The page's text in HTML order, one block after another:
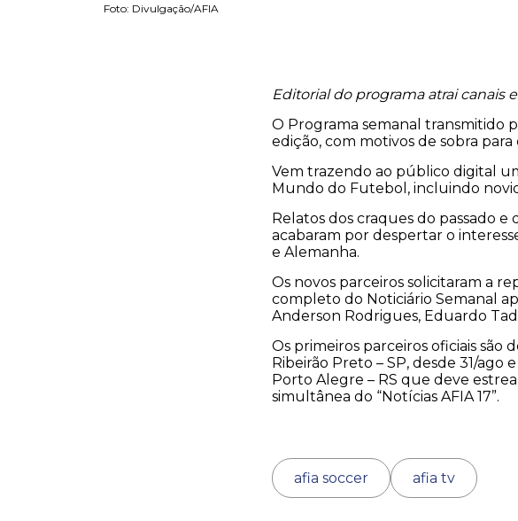
Foto: Divulgação/AFIA
Editorial do programa atrai canais
O Programa semanal transmitido
edição, com motivos de sobra para
Vem trazendo ao público digital
Mundo do Futebol, incluindo
Relatos dos craques do passado
acabaram por despertar o
e Alemanha.
Os novos parceiros solicitaram a
completo do Noticiário Semanal
Anderson Rodrigues, Eduardo
Os primeiros parceiros oficiais são
Ribeirão Preto – SP, desde 31/
Porto Alegre – RS que deve
simultânea do “Notícias AFIA 17”.
afia soccer afia tv